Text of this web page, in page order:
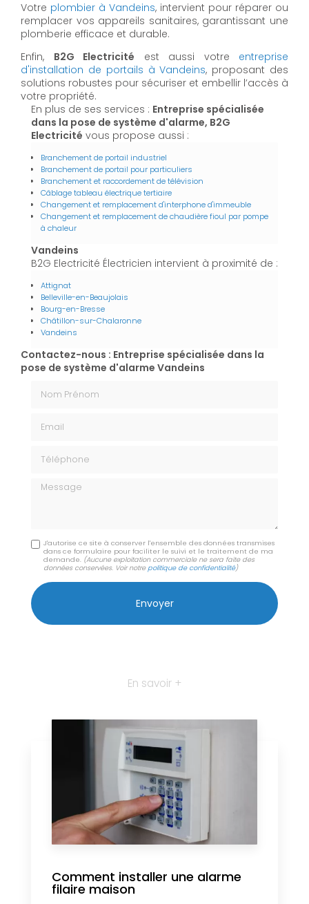
Votre plombier à Vandeins, intervient pour réparer ou
remplacer vos appareils sanitaires, garantissant une
plomberie efficace et durable.
Enfin, B2G Electricité est aussi votre entreprise
d'installation de portails à Vandeins, proposant des
solutions robustes pour sécuriser et embellir l’accès à
votre propriété.
En plus de ses services : Entreprise spécialisée
dans la pose de système d'alarme, B2G
Electricité vous propose aussi :
Branchement de portail industriel
Branchement de portail pour particuliers
Branchement et raccordement de télévision
Câblage tableau électrique tertiaire
Changement et remplacement d'interphone d'immeuble
Changement et remplacement de chaudière fioul par pompe
à chaleur
Vandeins
B2G Electricité Électricien intervient à proximité de :
Attignat
Belleville-en-Beaujolais
Bourg-en-Bresse
Châtillon-sur-Chalaronne
Vandeins
Contactez-nous : Entreprise spécialisée dans la
pose de système d'alarme Vandeins
Message
J'autorise ce site à conserver l'ensemble des données transmises
dans ce formulaire pour faciliter le suivi et le traitement de ma
demande. (Aucune exploitation commerciale ne sera faite des
données conservées. Voir notrepolitique de confidentialité)
En savoir +
Comment installer une alarme
filaire maison